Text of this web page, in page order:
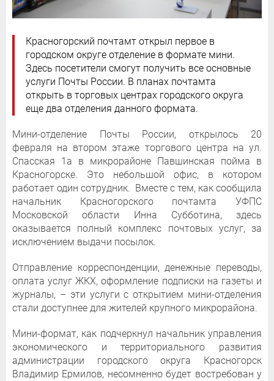
Красногорский почтамт открыл первое в
городском округе отделение в формате мини.
Здесь посетители смогут получить все основные
услуги Почты России. В планах почтамта
открыть в торговых центрах городского округа
еще два отделения данного формата.
Мини-отделение Почты России, открылось 20
февраля на втором этаже торгового центра на ул.
Спасская 1а в микрорайоне Павшинская пойма в
Красногорске. Это небольшой офис, в котором
работает один сотрудник. Вместе с тем, как сообщила
начальник Красногорского почтамта УФПС
Московской области Инна Субботина, здесь
оказывается полный комплекс почтовых услуг, за
исключением выдачи посылок.
Отправление корреспонденции, денежные переводы,
оплата услуг ЖКХ, оформление подписки на газеты и
журналы, – эти услуги с открытием мини-отделения
стали доступнее для жителей крупного микрорайона.
Мини-формат, как подчеркнул начальник управления
экономического и территориального развития
администрации городского округа Красногорск
Владимир Ермилов, несомненно будет востребован у